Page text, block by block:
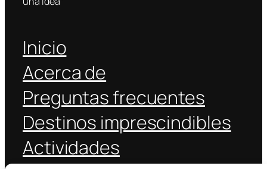
Inicio
Acerca de
Preguntas frecuentes
Destinos imprescindibles
Actividades